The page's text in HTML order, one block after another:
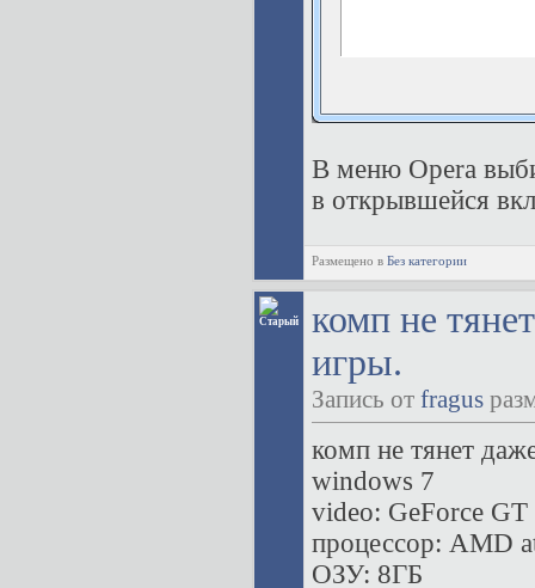
В меню Opera
в открывшейся
Размещено в Без категории
комп не
игры.
Запись от fragus
комп не тянет
windows 7
video: GeForce
процессор: AMD
ОЗУ: 8ГБ